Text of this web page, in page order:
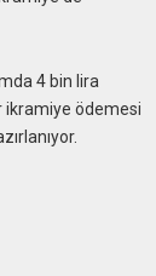
4 bin lira
ikramiye ödemesi